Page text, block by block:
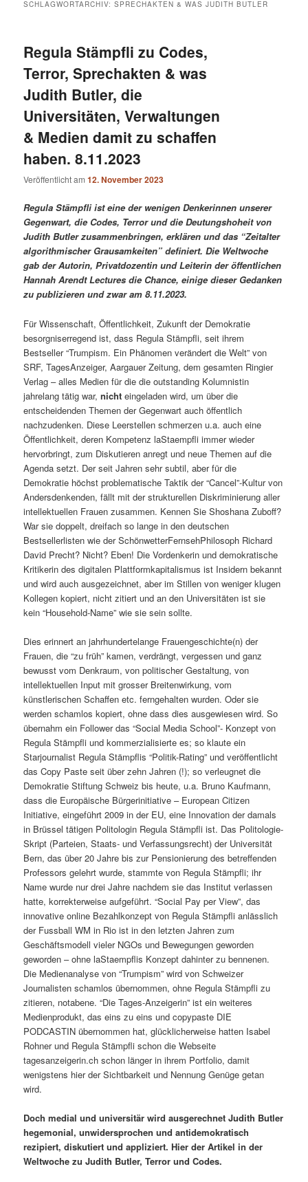
SCHLAGWORTARCHIV:SPRECHAKTEN & WAS JUDITH BUTLER
Regula Stämpfli zu Codes,
Terror, Sprechakten & was
Judith Butler, die
Universitäten, Verwaltungen
& Medien damit zu schaffen
haben. 8.11.2023
Veröffentlicht am12. November 2023
Regula Stämpfli ist eine der wenigen Denkerinnen unserer
Gegenwart, die Codes, Terror und die Deutungshoheit von
Judith Butler zusammenbringen, erklären und das “Zeitalter
algorithmischer Grausamkeiten” definiert. Die Weltwoche
gab der Autorin, Privatdozentin und Leiterin der öffentlichen
Hannah Arendt Lectures die Chance, einige dieser Gedanken
zu publizieren und zwar am 8.11.2023.
Für Wissenschaft, Öffentlichkeit, Zukunft der Demokratie
besorgniserregend ist, dass Regula Stämpfli, seit ihrem
Bestseller “Trumpism. Ein Phänomen verändert die Welt” von
SRF, TagesAnzeiger, Aargauer Zeitung, dem gesamten Ringier
Verlag – alles Medien für die die outstanding Kolumnistin
jahrelang tätig war,nichteingeladen wird, um über die
entscheidenden Themen der Gegenwart auch öffentlich
nachzudenken. Diese Leerstellen schmerzen u.a. auch eine
Öffentlichkeit, deren Kompetenz laStaempfli immer wieder
hervorbringt, zum Diskutieren anregt und neue Themen auf die
Agenda setzt. Der seit Jahren sehr subtil, aber für die
Demokratie höchst problematische Taktik der “Cancel”-Kultur von
Andersdenkenden, fällt mit der strukturellen Diskriminierung aller
intellektuellen Frauen zusammen. Kennen Sie Shoshana Zuboff?
War sie doppelt, dreifach so lange in den deutschen
Bestsellerlisten wie der SchönwetterFernsehPhilosoph Richard
David Precht? Nicht? Eben! Die Vordenkerin und demokratische
Kritikerin des digitalen Plattformkapitalismus ist Insidern bekannt
und wird auch ausgezeichnet, aber im Stillen von weniger klugen
Kollegen kopiert, nicht zitiert und an den Universitäten ist sie
kein “Household-Name” wie sie sein sollte.
Dies erinnert an jahrhundertelange Frauengeschichte(n) der
Frauen, die “zu früh” kamen, verdrängt, vergessen und ganz
bewusst vom Denkraum, von politischer Gestaltung, von
intellektuellen Input mit grosser Breitenwirkung, vom
künstlerischen Schaffen etc. ferngehalten wurden. Oder sie
werden schamlos kopiert, ohne dass dies ausgewiesen wird. So
übernahm ein Follower das “Social Media School”- Konzept von
Regula Stämpfli und kommerzialisierte es; so klaute ein
Starjournalist Regula Stämpflis “Politik-Rating” und veröffentlicht
das Copy Paste seit über zehn Jahren (!); so verleugnet die
Demokratie Stiftung Schweiz bis heute, u.a. Bruno Kaufmann,
dass die Europäische Bürgerinitiative – European Citizen
Initiative, eingeführt 2009 in der EU, eine Innovation der damals
in Brüssel tätigen Politologin Regula Stämpfli ist. Das Politologie-
Skript (Parteien, Staats- und Verfassungsrecht) der Universität
Bern, das über 20 Jahre bis zur Pensionierung des betreffenden
Professors gelehrt wurde, stammte von Regula Stämpfli; ihr
Name wurde nur drei Jahre nachdem sie das Institut verlassen
hatte, korrekterweise aufgeführt. “Social Pay per View”, das
innovative online Bezahlkonzept von Regula Stämpfli anlässlich
der Fussball WM in Rio ist in den letzten Jahren zum
Geschäftsmodell vieler NGOs und Bewegungen geworden
geworden – ohne laStaempflis Konzept dahinter zu bennenen.
Die Medienanalyse von “Trumpism” wird von Schweizer
Journalisten schamlos übernommen, ohne Regula Stämpfli zu
zitieren, notabene. “Die Tages-Anzeigerin” ist ein weiteres
Medienprodukt, das eins zu eins und copypaste DIE
PODCASTIN übernommen hat, glücklicherweise hatten Isabel
Rohner und Regula Stämpfli schon die Webseite
tagesanzeigerin.ch schon länger in ihrem Portfolio, damit
wenigstens hier der Sichtbarkeit und Nennung Genüge getan
wird.
Doch medial und universitär wird ausgerechnet Judith Butler
hegemonial, unwidersprochen und antidemokratisch
rezipiert, diskutiert und appliziert. Hier der Artikel in der
Weltwoche zu Judith Butler, Terror und Codes.